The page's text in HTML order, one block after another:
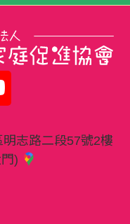
志路二段57號2樓
)